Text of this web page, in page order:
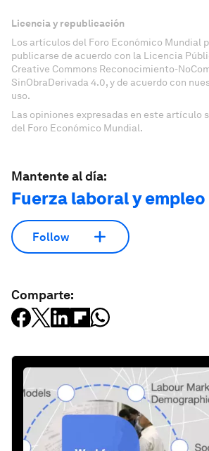
Licencia y republicación
Los artículos del Foro Económico Mundial
publicarse de acuerdo con la Licencia
Creative Commons Reconocimiento-
SinObraDerivada 4.0, y de acuerdo con
uso.
Las opiniones expresadas en este artículo
del Foro Económico Mundial.
Mantente al día:
Fuerza laboral y empleo
Follow
Comparte: